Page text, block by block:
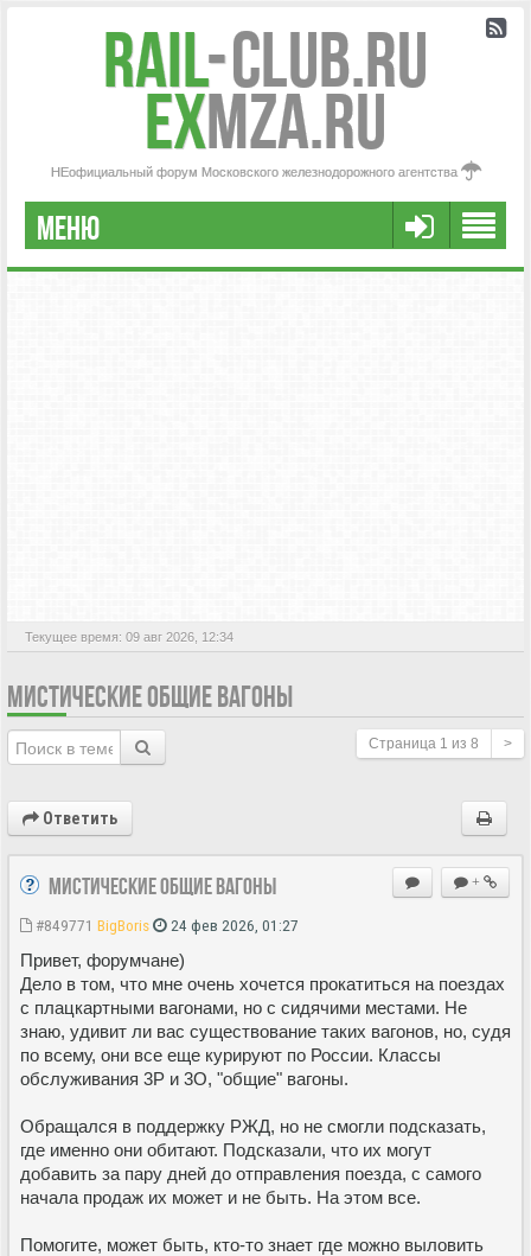
Rail-Club.RU
exMZA.RU
НЕофициальный форум Московского железнодорожного агентства
МЕНЮ
РЕГИСТРАЦИЯ
Текущее время: 09 авг 2026, 12:34
МИСТИЧЕСКИЕ ОБЩИЕ ВАГОНЫ
Страница 1 из 8 >
Ответить
+
Мистические ОБЩИЕ вагоны
#849771 BigBoris 24 фев 2026, 01:27
Привет, форумчане)
Дело в том, что мне очень хочется прокатиться на поездах
с плацкартными вагонами, но с сидячими местами. Не
знаю, удивит ли вас существование таких вагонов, но, судя
по всему, они все еще курируют по России. Классы
обслуживания 3Р и 3О, "общие" вагоны.
Обращался в поддержку РЖД, но не смогли подсказать,
где именно они обитают. Подсказали, что их могут
добавить за пару дней до отправления поезда, с самого
начала продаж их может и не быть. На этом все.
Помогите, может быть, кто-то знает где можно выловить